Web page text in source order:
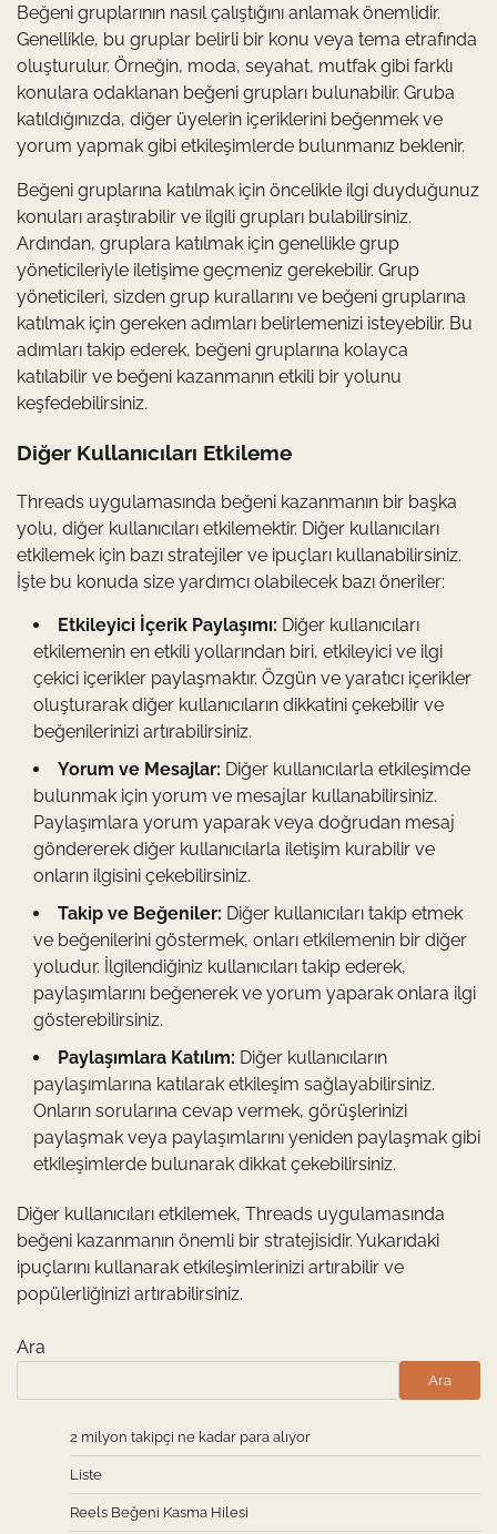
Beğeni gruplarının nasıl çalıştığını anlamak önemlidir.
Genellikle, bu gruplar belirli bir konu veya tema etrafında
oluşturulur. Örneğin, moda, seyahat, mutfak gibi farklı
konulara odaklanan beğeni grupları bulunabilir. Gruba
katıldığınızda, diğer üyelerin içeriklerini beğenmek ve
yorum yapmak gibi etkileşimlerde bulunmanız beklenir.
Beğeni gruplarına katılmak için öncelikle ilgi duyduğunuz
konuları araştırabilir ve ilgili grupları bulabilirsiniz.
Ardından, gruplara katılmak için genellikle grup
yöneticileriyle iletişime geçmeniz gerekebilir. Grup
yöneticileri, sizden grup kurallarını ve beğeni gruplarına
katılmak için gereken adımları belirlemenizi isteyebilir. Bu
adımları takip ederek, beğeni gruplarına kolayca
katılabilir ve beğeni kazanmanın etkili bir yolunu
keşfedebilirsiniz.
Diğer Kullanıcıları Etkileme
Threads uygulamasında beğeni kazanmanın bir başka
yolu, diğer kullanıcıları etkilemektir. Diğer kullanıcıları
etkilemek için bazı stratejiler ve ipuçları kullanabilirsiniz.
İşte bu konuda size yardımcı olabilecek bazı öneriler:
Etkileyici İçerik Paylaşımı: Diğer kullanıcıları
etkilemenin en etkili yollarından biri, etkileyici ve ilgi
çekici içerikler paylaşmaktır. Özgün ve yaratıcı içerikler
oluşturarak diğer kullanıcıların dikkatini çekebilir ve
beğenilerinizi artırabilirsiniz.
Yorum ve Mesajlar: Diğer kullanıcılarla etkileşimde
bulunmak için yorum ve mesajlar kullanabilirsiniz.
Paylaşımlara yorum yaparak veya doğrudan mesaj
göndererek diğer kullanıcılarla iletişim kurabilir ve
onların ilgisini çekebilirsiniz.
Takip ve Beğeniler: Diğer kullanıcıları takip etmek
ve beğenilerini göstermek, onları etkilemenin bir diğer
yoludur. İlgilendiğiniz kullanıcıları takip ederek,
paylaşımlarını beğenerek ve yorum yaparak onlara ilgi
gösterebilirsiniz.
Paylaşımlara Katılım: Diğer kullanıcıların
paylaşımlarına katılarak etkileşim sağlayabilirsiniz.
Onların sorularına cevap vermek, görüşlerinizi
paylaşmak veya paylaşımlarını yeniden paylaşmak gibi
etkileşimlerde bulunarak dikkat çekebilirsiniz.
Diğer kullanıcıları etkilemek, Threads uygulamasında
beğeni kazanmanın önemli bir stratejisidir. Yukarıdaki
ipuçlarını kullanarak etkileşimlerinizi artırabilir ve
popülerliğinizi artırabilirsiniz.
Ara
Ara
2 milyon takipçi ne kadar para alıyor
Liste
Reels Beğeni Kasma Hilesi